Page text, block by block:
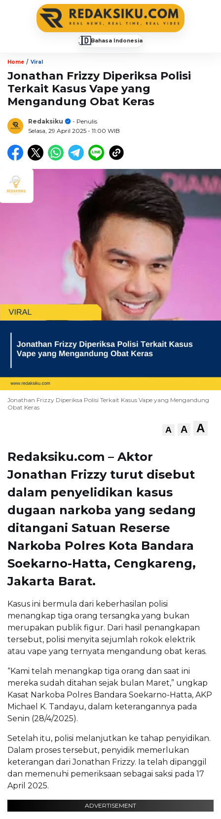
🇮🇩Bahasa Indonesia
Home / Viral
Jonathan Frizzy Diperiksa Polisi
Terkait Kasus Vape yang
Mengandung Obat Keras
Redaksiku
- Penulis
Selasa, 29 April 2025 - 11:00 WIB
Jonathan Frizzy Diperiksa Polisi Terkait Kasus Vape yang Mengandung
Obat Keras
A A A
Redaksiku.com – Aktor
Jonathan Frizzy turut disebut
dalam penyelidikan kasus
dugaan narkoba yang sedang
ditangani Satuan Reserse
Narkoba Polres Kota Bandara
Soekarno-Hatta, Cengkareng,
Jakarta Barat.
Kasus ini bermula dari keberhasilan polisi
menangkap tiga orang tersangka yang bukan
merupakan publik figur. Dari hasil penangkapan
tersebut, polisi menyita sejumlah rokok elektrik
atau vape yang ternyata mengandung obat keras.
“Kami telah menangkap tiga orang dan saat ini
mereka sudah ditahan sejak bulan Maret,” ungkap
Kasat Narkoba Polres Bandara Soekarno-Hatta, AKP
Michael K. Tandayu, dalam keterangannya pada
Senin (28/4/2025).
Setelah itu, polisi melanjutkan ke tahap penyidikan.
Dalam proses tersebut, penyidik memerlukan
keterangan dari Jonathan Frizzy. Ia telah dipanggil
dan memenuhi pemeriksaan sebagai saksi pada 17
April 2025.
ADVERTISEMENT